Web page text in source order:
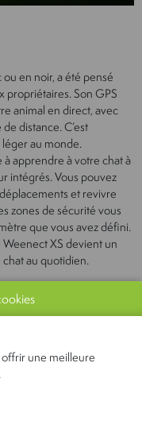
en noir, a été pensé
propriétaires. Son GPS
animal en direct, avec
distance. C’est
au monde.
à apprendre à votre chat à
intégrés. Vous pouvez
et revivre
zones de sécurité vous
que vous avez défini.
XS devient un
au quotidien.
une meilleure